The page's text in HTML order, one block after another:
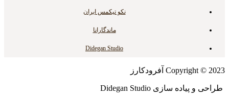
نکو تیکمس ایران
ماندگارانا
Didegan Studio
Copyright © 2023 آفرودکارز
طراحی و پیاده سازی Didegan Studio